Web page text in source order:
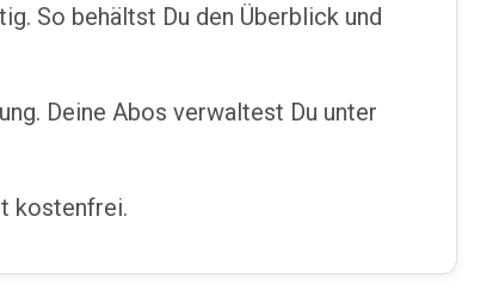
So behältst Du den Überblick und
Deine Abos verwaltest Du unter
kostenfrei.